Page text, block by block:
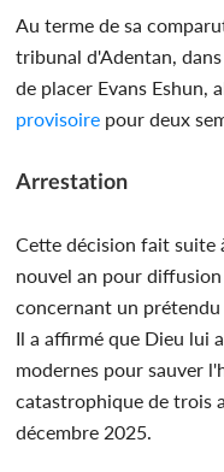
Au terme de sa
tribunal d'Adentan,
de placer Evans Eshun,
provisoire pour deux
Arrestation
Cette décision fait suite
nouvel an pour
concernant un prétendu
Il a affirmé que Dieu lui
modernes pour sauver
catastrophique de trois
décembre 2025.